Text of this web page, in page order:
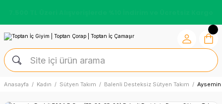
Anasayfa Kadın Sütyen Takım Balenli Desteksiz Sütyen Takım